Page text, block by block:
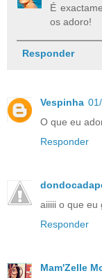
É
os adoro!
Responder
Vespinha
O que eu
Responder
aiiiii o que eu
Responder
Mam'Zelle